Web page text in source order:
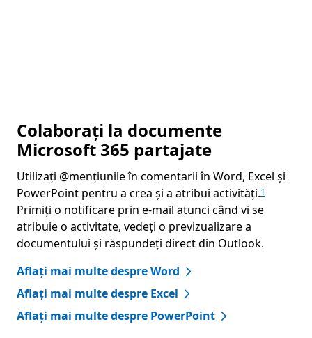
Colaborați la documente
Microsoft 365 partajate
Utilizați @mențiunile în comentarii în Word, Excel și
PowerPoint pentru a crea și a atribui activități.1
Primiți o notificare prin e-mail atunci când vi se
atribuie o activitate, vedeți o previzualizare a
documentului și răspundeți direct din Outlook.
Aflați mai multe despre Word
Aflați mai multe despre Excel
Aflați mai multe despre PowerPoint